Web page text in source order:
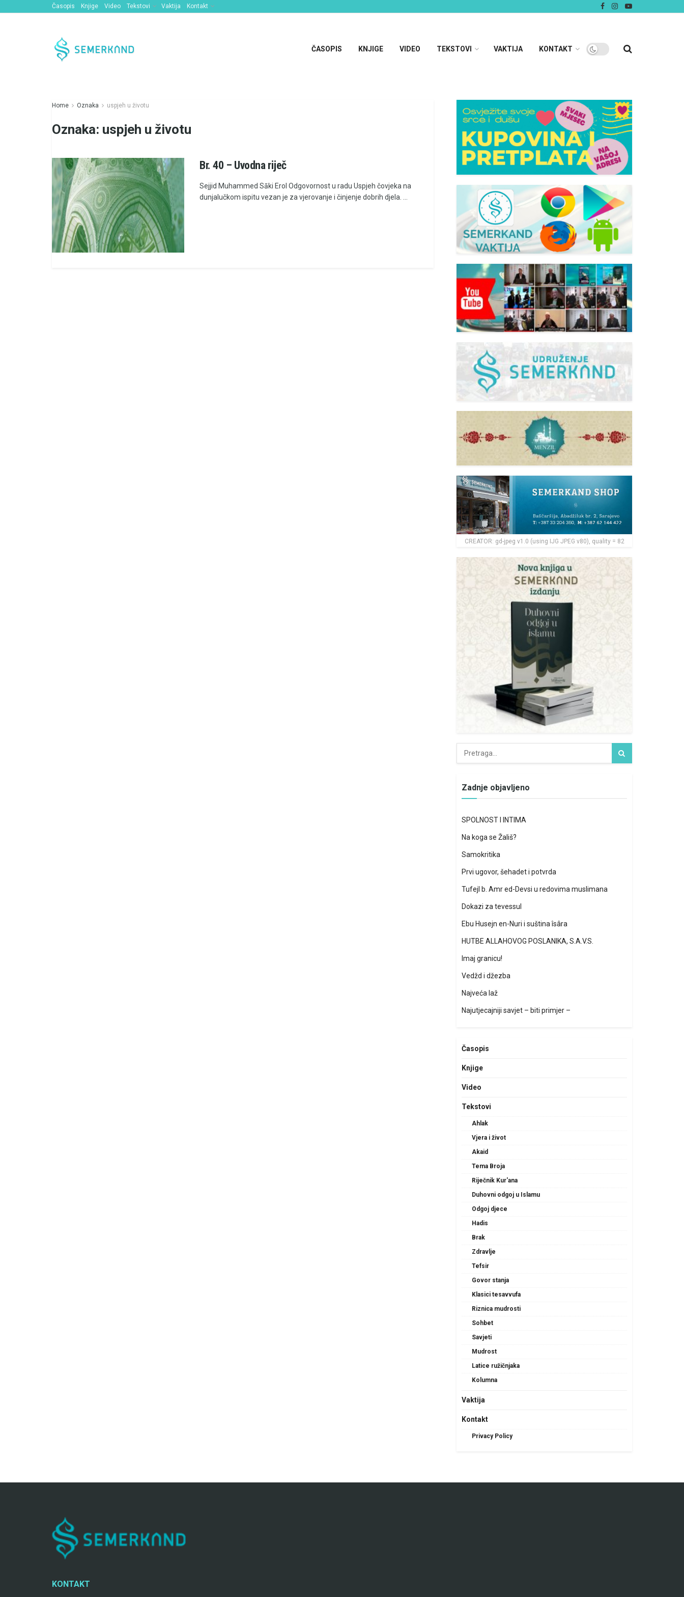
Časopis Knjige Video Tekstovi Vaktija Kontakt
ČASOPIS KNJIGE VIDEO TEKSTOVI VAKTIJA KONTAKT
Home Oznaka uspjeh u životu
Oznaka: uspjeh u životu
Br. 40 – Uvodna riječ
Sejjid Muhammed Sāki Erol Odgovornost u radu Uspjeh čovjeka na
dunjalučkom ispitu vezan je za vjerovanje i činjenje dobrih djela. ...
CREATOR: gd-jpeg v1.0 (using IJG JPEG v80), quality = 82
Zadnje objavljeno
SPOLNOST I INTIMA
Na koga se Žališ?
Samokritika
Prvi ugovor, šehadet i potvrda
Tufejl b. Amr ed-Devsi u redovima muslimana
Dokazi za tevessul
Ebu Husejn en-Nuri i suština îsâra
HUTBE ALLAHOVOG POSLANIKA, S.A.V.S.
Imaj granicu!
Vedžd i džezba
Najveća laž
Najutjecajniji savjet – biti primjer –
Časopis
Knjige
Video
Tekstovi
Ahlak
Vjera i život
Akaid
Tema Broja
Riječnik Kur'ana
Duhovni odgoj u Islamu
Odgoj djece
Hadis
Brak
Zdravlje
Tefsir
Govor stanja
Klasici tesavvufa
Riznica mudrosti
Sohbet
Savjeti
Mudrost
Latice ružičnjaka
Kolumna
Vaktija
Kontakt
Privacy Policy
KONTAKT